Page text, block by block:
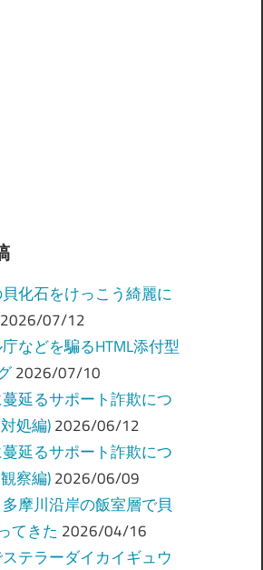
化石をけっこう綺麗に
2026/07/12
などを騙るHTML添付型
2026/07/10
延るサポート詐欺につ
処編) 2026/06/12
延るサポート詐欺につ
察編) 2026/06/09
摩川沿岸の飯室層で貝
てきた 2026/04/16
テラーダイカイギュウ